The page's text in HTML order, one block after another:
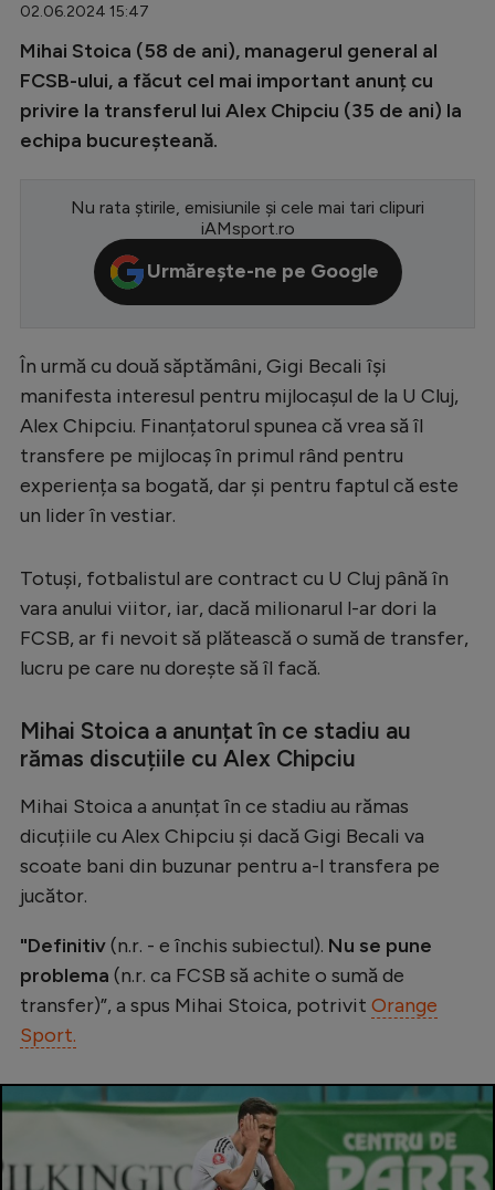
Champions League
Conference League
CM 2026
Premier League
Serie A
Bundesliga
Ligue 1
Campionate
EURO 2024
Stranieri
Clasamente
Tenis
Handbal
Natație
Auto
Ciclism
Alte sporturi
JO 2024
02.06.2024 15:47
Mihai Stoica (58 de ani), managerul general al
FCSB-ului, a făcut cel mai important anunț cu
privire la transferul lui Alex Chipciu (35 de ani) la
echipa bucureșteană.
Nu rata știrile, emisiunile și cele mai tari clipuri
iAMsport.ro
Urmărește-ne pe Google
În urmă cu două săptămâni, Gigi Becali își
manifesta interesul pentru mijlocașul de la U Cluj,
Alex Chipciu. Finanțatorul spunea că vrea să îl
transfere pe mijlocaș în primul rând pentru
experiența sa bogată, dar și pentru faptul că este
un lider în vestiar.
Totuși, fotbalistul are contract cu U Cluj până în
vara anului viitor, iar, dacă milionarul l-ar dori la
FCSB, ar fi nevoit să plătească o sumă de transfer,
lucru pe care nu dorește să îl facă.
Mihai Stoica a anunțat în ce stadiu au
rămas discuțiile cu Alex Chipciu
Mihai Stoica a anunțat în ce stadiu au rămas
dicuțiile cu Alex Chipciu și dacă Gigi Becali va
scoate bani din buzunar pentru a-l transfera pe
jucător.
"Definitiv(n.r. - e închis subiectul). Nu se pune
problema (n.r. ca FCSB să achite o sumă de
transfer)”, a spus Mihai Stoica, potrivit Orange
Sport.